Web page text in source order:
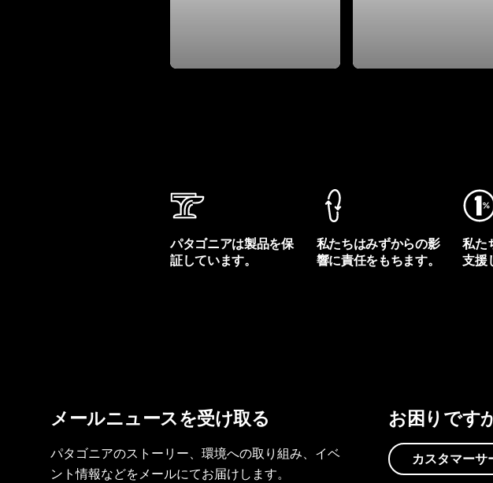
パタゴニアは製品を保
証しています。
私たちはみずからの影
響に責任をもちます。
私た
支援
メールニュースを受け取る
パタゴニアのストーリー、環境への取り組み、イベ
ント情報などをメールにてお届けします。
お困りです
カスタマーサ